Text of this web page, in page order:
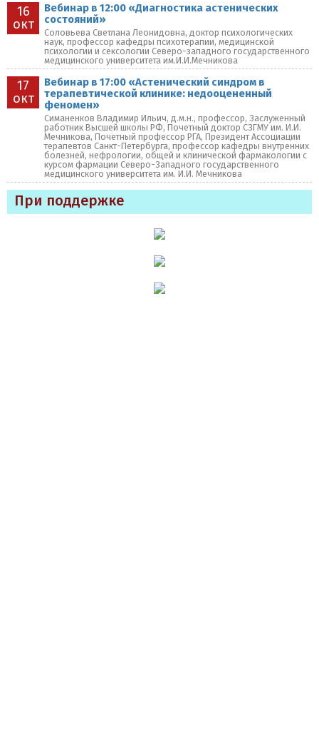
16
окт
Вебинар в 12:00 «Диагностика астенических
состояний»
Соловьева Светлана Леонидовна, доктор психологических
наук, профессор кафедры психотерапии, медицинской
психологии и сексологии Северо-западного государственного
медицинского университета им.И.И.Мечникова
17
окт
Вебинар в 17:00 «Астенический синдром в
терапевтической клинике: недооцененный
феномен»
Симаненков Владимир Ильич, д.м.н., профессор, Заслуженный
работник Высшей школы РФ, Почетный доктор СЗГМУ им. И.И.
Мечникова, Почетный профессор РГА, Президент Ассоциации
терапевтов Санкт-Петербурга, профессор кафедры внутренних
болезней, нефрологии, общей и клинической фармакологии с
курсом фармации Северо-Западного государственного
медицинского университета им. И.И. Мечникова
При поддержке